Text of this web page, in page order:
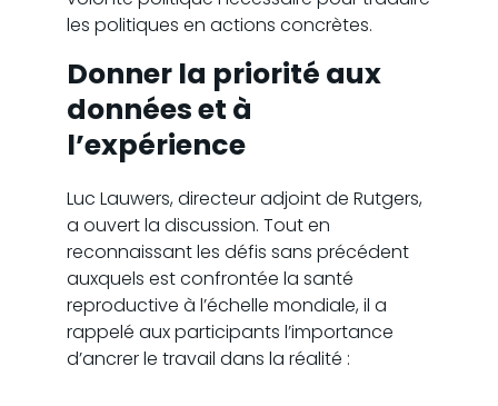
les politiques en actions concrètes.
Donner la priorité aux
données et à
l’expérience
Luc Lauwers, directeur adjoint de Rutgers,
a ouvert la discussion. Tout en
reconnaissant les défis sans précédent
auxquels est confrontée la santé
reproductive à l’échelle mondiale, il a
rappelé aux participants l’importance
d’ancrer le travail dans la réalité :